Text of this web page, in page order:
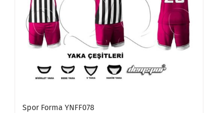
Spor Forma YNFF078